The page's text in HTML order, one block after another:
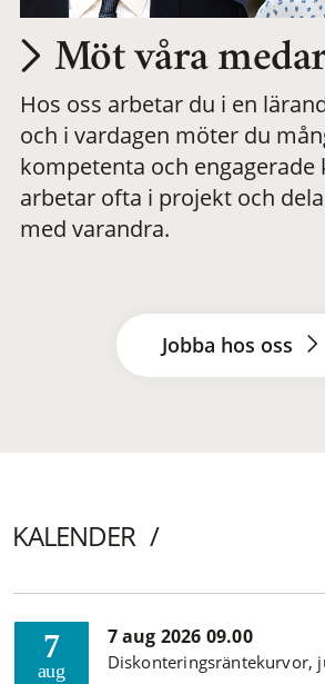
Möt våra
Hos oss arbetar du i en
och i vardagen möter du
kompetenta och engagerade
arbetar ofta i projekt och
med varandra.
Jobba hos oss
KALENDER
7
aug
7 aug 2026 09.00
Diskonteringsräntekurvor,